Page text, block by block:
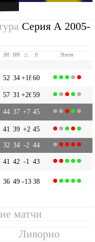
Серия А 2005-
ЗМ ПМ +|- О Матчи
52 34+1860
57 31 +2659
44 37 +7 45
41 39 +2 45
32 34 -2 44
41 42 -1 43
36 49 -13 38
матчи
Ливорно